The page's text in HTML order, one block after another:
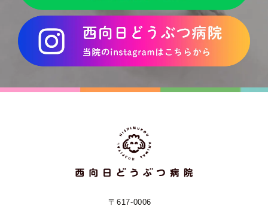
〒617-0006